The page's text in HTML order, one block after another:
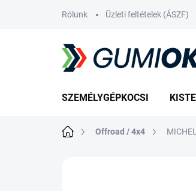
Rólunk Üzleti feltételek (ÁSZF)
SZEMÉLYGÉPKOCSI
KezdőlapOffroad / 4x4